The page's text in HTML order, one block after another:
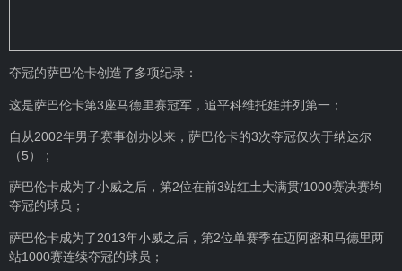
夺冠的萨巴伦卡创造了多项纪录：
这是萨巴伦卡第3座马德里赛冠军，追平科维托娃并列第一；
自从2002年男子赛事创办以来，萨巴伦卡的3次夺冠仅次于纳达尔
（5）；
萨巴伦卡成为了小威之后，第2位在前3站红土大满贯/1000赛决赛均
夺冠的球员；
萨巴伦卡成为了2013年小威之后，第2位单赛季在迈阿密和马德里两
站1000赛连续夺冠的球员；